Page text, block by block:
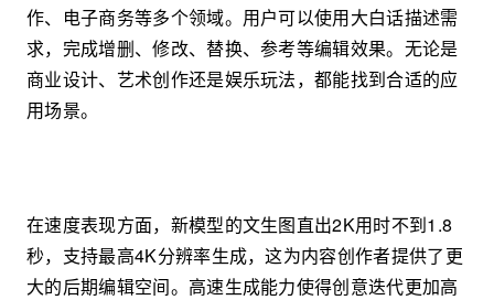
作、电子商务等多个领域。用户可以使用大白话描述需
求，完成增删、修改、替换、参考等编辑效果。无论是
商业设计、艺术创作还是娱乐玩法，都能找到合适的应
用场景。
在速度表现方面，新模型的文生图直出2K用时不到1.8
秒，支持最高4K分辨率生成，这为内容创作者提供了更
大的后期编辑空间。高速生成能力使得创意迭代更加高